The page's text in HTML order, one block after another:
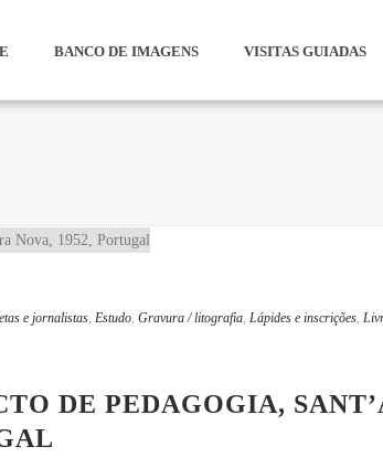
BANCO DE IMAGENS VISITAS GUIADAS
e jornalistas, Estudo, Gravura / litografia, Lápides e inscrições,
DE PEDAGOGIA,